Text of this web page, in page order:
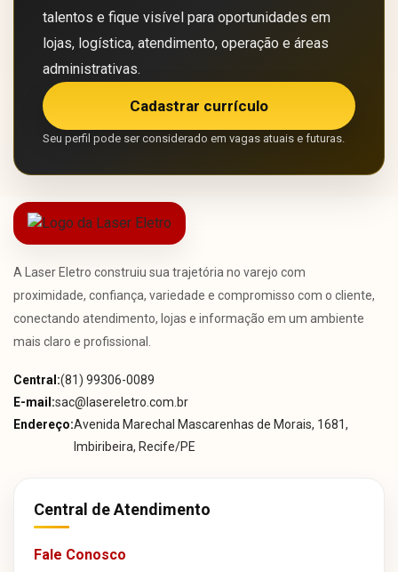
talentos e fique visível para oportunidades em
lojas, logística, atendimento, operação e áreas
administrativas.
Cadastrar currículo
Seu perfil pode ser considerado em vagas atuais e futuras.
A Laser Eletro construiu sua trajetória no varejo com
proximidade, confiança, variedade e compromisso com o cliente,
conectando atendimento, lojas e informação em um ambiente
mais claro e profissional.
Central:(81) 99306-0089
E-mail:sac@lasereletro.com.br
Endereço:Avenida Marechal Mascarenhas de Morais, 1681,
Imbiribeira, Recife/PE
Central de Atendimento
Fale Conosco